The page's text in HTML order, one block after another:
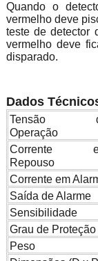
Quando o
vermelho deve
teste de detector
vermelho deve
disparado.
Dados
Tensão
Operação
Corrente
Repouso
Corrente em
Saída de Alarme
Sensibilidade
Grau de Proteção
Peso